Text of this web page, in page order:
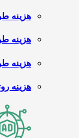
هزینه
هزینه
هزینه
هزینه